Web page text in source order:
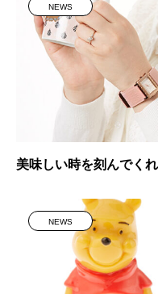
NEWS
美味しい時を刻んでく
NEWS